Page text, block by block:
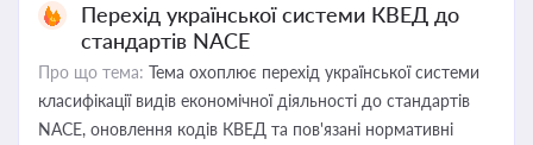
Перехід української системи КВЕД до
стандартів NACE
Про що тема: Тема охоплює перехід української системи
класифікації видів економічної діяльності до стандартів
NACE, оновлення кодів КВЕД та пов'язані нормативні